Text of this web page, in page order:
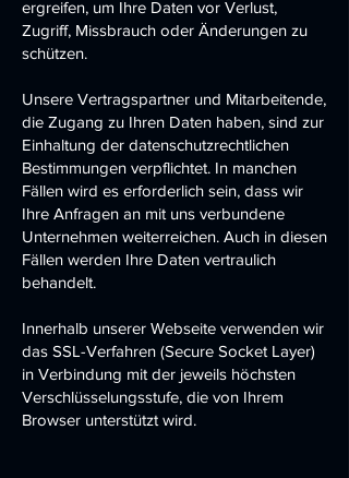
ergreifen, um Ihre Daten vor Verlust,
Zugriff, Missbrauch oder Änderungen zu
schützen.
Unsere Vertragspartner und Mitarbeitende,
die Zugang zu Ihren Daten haben, sind zur
Einhaltung der datenschutzrechtlichen
Bestimmungen verpflichtet. In manchen
Fällen wird es erforderlich sein, dass wir
Ihre Anfragen an mit uns verbundene
Unternehmen weiterreichen. Auch in diesen
Fällen werden Ihre Daten vertraulich
behandelt.
Innerhalb unserer Webseite verwenden wir
das SSL-Verfahren (Secure Socket Layer)
in Verbindung mit der jeweils höchsten
Verschlüsselungsstufe, die von Ihrem
Browser unterstützt wird.